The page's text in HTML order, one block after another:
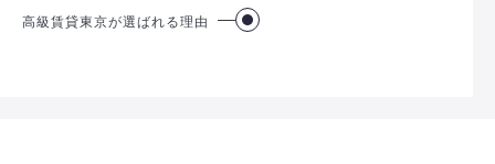
高級賃貸東京が選ばれる理由